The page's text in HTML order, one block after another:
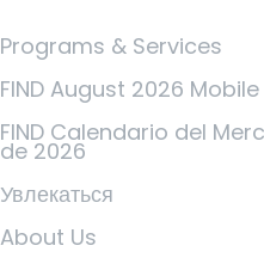
Programs & Services
FIND August 2026
FIND Calendario del
de 2026
Увлекаться
About Us